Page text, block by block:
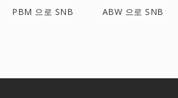
PBM 으로 SNB ABW 으로 SNB